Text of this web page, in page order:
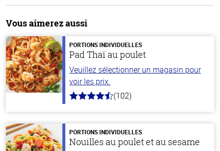
Vous aimerez aussi
PORTIONS INDIVIDUELLES
Pad Thaï au poulet
Veuillez sélectionner un magasin pour
voir les prix.
4.3
stars
(102)
PORTIONS INDIVIDUELLES
Nouilles au poulet et au sesame